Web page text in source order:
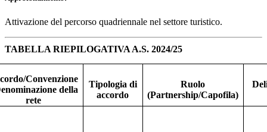
Attivazione del percorso quadriennale nel settore turistico.
TABELLA RIEPILOGATIVA A.S. 2024/25
Convenzione
della
rete
Tipologia di
accordo
Ruolo
(Partnership/Capofila)